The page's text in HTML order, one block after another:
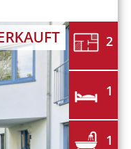
2
1
1